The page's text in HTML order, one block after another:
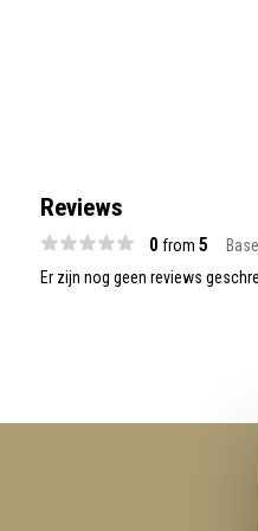
Reviews
0 from 5
Er zijn nog geen reviews